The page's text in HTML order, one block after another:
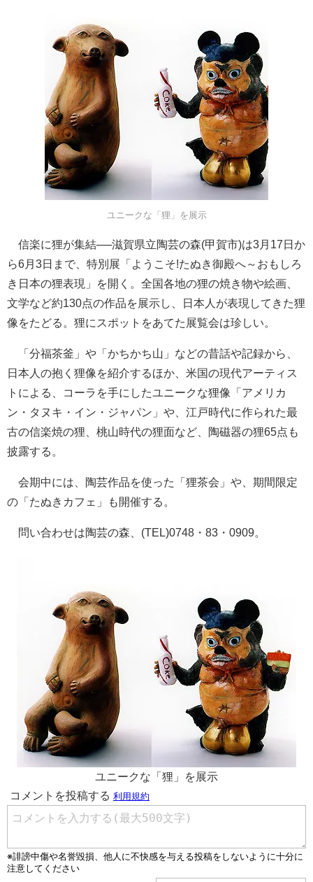
ユニークな「狸」を展示
信楽に狸が集結──滋賀県立陶芸の森(甲賀市)は3月17日か
ら6月3日まで、特別展「ようこそ!たぬき御殿へ～おもしろ
き日本の狸表現」を開く。全国各地の狸の焼き物や絵画、
文学など約130点の作品を展示し、日本人が表現してきた狸
像をたどる。狸にスポットをあてた展覧会は珍しい。
「分福茶釜」や「かちかち山」などの昔話や記録から、
日本人の抱く狸像を紹介するほか、米国の現代アーティス
トによる、コーラを手にしたユニークな狸像「アメリカ
ン・タヌキ・イン・ジャパン」や、江戸時代に作られた最
古の信楽焼の狸、桃山時代の狸面など、陶磁器の狸65点も
披露する。
会期中には、陶芸作品を使った「狸茶会」や、期間限定
の「たぬきカフェ」も開催する。
問い合わせは陶芸の森、(TEL)0748・83・0909。
ユニークな「狸」を展示